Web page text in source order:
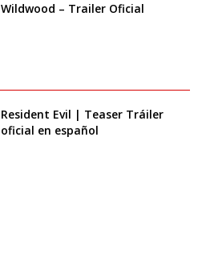
Wildwood – Trailer Oficial
Resident Evil | Teaser Tráiler
oficial en español